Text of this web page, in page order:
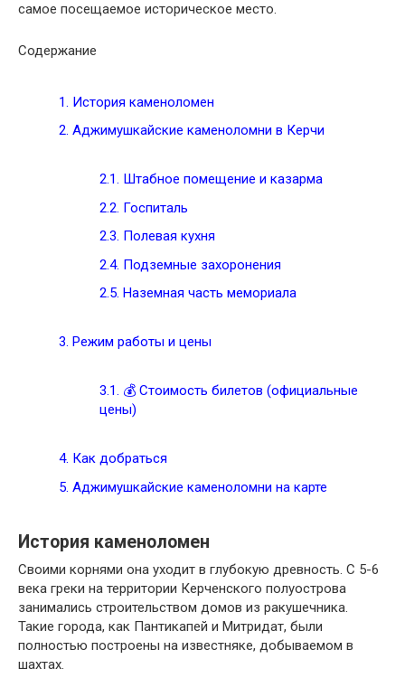
самое посещаемое историческое место.
Содержание
1. История каменоломен
2. Аджимушкайские каменоломни в Керчи
2.1. Штабное помещение и казарма
2.2. Госпиталь
2.3. Полевая кухня
2.4. Подземные захоронения
2.5. Наземная часть мемориала
3. Режим работы и цены
3.1. 💰 Стоимость билетов (официальные
цены)
4. Как добраться
5. Аджимушкайские каменоломни на карте
История каменоломен
Своими корнями она уходит в глубокую древность. С 5-6
века греки на территории Керченского полуострова
занимались строительством домов из ракушечника.
Такие города, как Пантикапей и Митридат, были
полностью построены на известняке, добываемом в
шахтах.